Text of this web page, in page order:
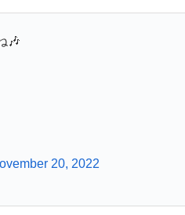
🎶
20, 2022